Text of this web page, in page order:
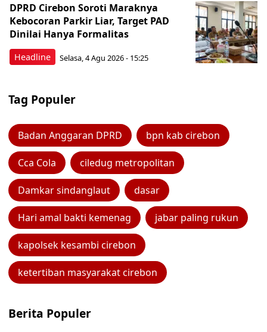
Headline
DPRD Cirebon Soroti Maraknya
Kebocoran Parkir Liar, Target PAD
Dinilai Hanya Formalitas
Selasa, 4 Agu 2026 - 15:25
Tag Populer
Badan Anggaran DPRD bpn kab cirebon
Cca Cola ciledug metropolitan
Damkar sindanglaut dasar
Hari amal bakti kemenag jabar paling rukun
kapolsek kesambi cirebon
ketertiban masyarakat cirebon
Berita Populer